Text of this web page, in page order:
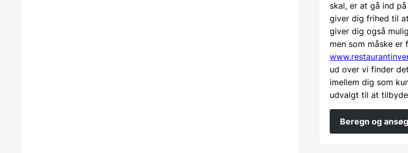
skal, er at gå ind
giver dig frihed til
giver dig også
men som måske er
ud over vi finder
imellem dig som
udvalgt til at
Beregn og